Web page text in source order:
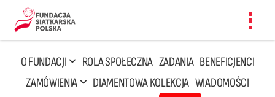
O FUNDACJI ROLA SPOŁECZNA ZADANIA BENEFICJENCI
ZAMÓWIENIA
DIAMENTOWA KOLEKCJA WIADOMOŚCI